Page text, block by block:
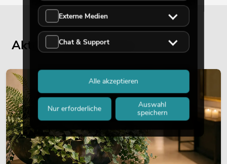
Aktuelle Blogbeiträge
Externe Medien
Chat & Support
Nur erforderliche
Auswahl
speichern
Alle akzeptieren